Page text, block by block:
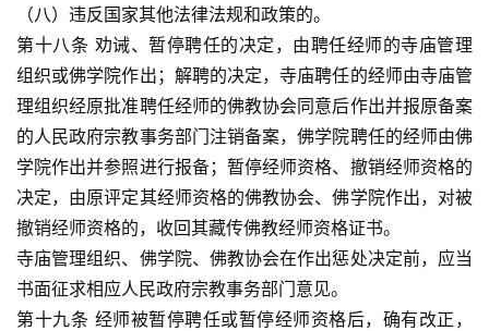
（八）违反国家其他法律法规和政策的。
第十八条 劝诫、暂停聘任的决定，由聘任经师的寺庙管理
组织或佛学院作出；解聘的决定，寺庙聘任的经师由寺庙管
理组织经原批准聘任经师的佛教协会同意后作出并报原备案
的人民政府宗教事务部门注销备案，佛学院聘任的经师由佛
学院作出并参照进行报备；暂停经师资格、撤销经师资格的
决定，由原评定其经师资格的佛教协会、佛学院作出，对被
撤销经师资格的，收回其藏传佛教经师资格证书。
寺庙管理组织、佛学院、佛教协会在作出惩处决定前，应当
书面征求相应人民政府宗教事务部门意见。
第十九条 经师被暂停聘任或暂停经师资格后，确有改正，